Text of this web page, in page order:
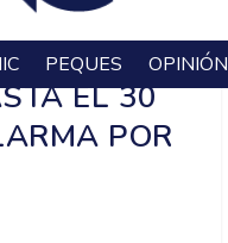
PEQUES OPINIÓN
EL 30
POR